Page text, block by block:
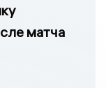
матча